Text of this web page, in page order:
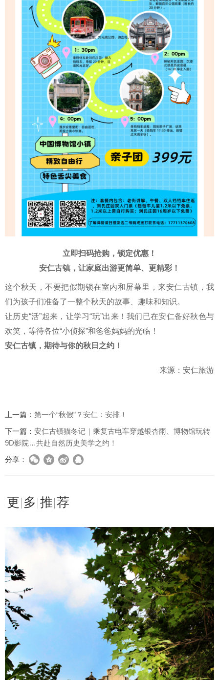
立即扫码抢购，锁定优惠！
安仁古镇，让家庭出游更简单、更精彩！
这个秋天，不要把假期锁在室内和屏幕里，来安仁古镇，我
们为孩子们准备了一整个秋天的故事、趣味和知识。
让历史“活”起来，让学习“玩”出来！我们已在安仁备好秋色与
欢笑，等待各位“小侦探”和爸爸妈妈的光临！
安仁古镇，期待与你的秋日之约！
来源：安仁旅游
上一篇： 第一个“秋假”？安仁：安排！
下一篇： 安仁古镇猫冬记｜乘复古电车穿越银杏雨、博物馆玩转
9D影院…共赴自然历史美学之约！
分享：
更多推荐